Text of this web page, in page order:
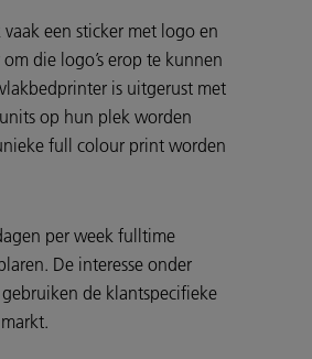
een sticker met logo en
die logo’s erop te kunnen
is uitgerust met
op hun plek worden
full colour print worden
per week fulltime
De interesse onder
de klantspecifieke